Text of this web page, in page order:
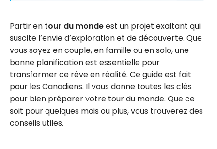
Partir en tour du mondeest un projet exaltant qui
suscite l’envie d’exploration et de découverte. Que
vous soyez en couple, en famille ou en solo, une
bonne planification est essentielle pour
transformer ce rêve en réalité. Ce guide est fait
pour les Canadiens. Il vous donne toutes les clés
pour bien préparer votre tour du monde. Que ce
soit pour quelques mois ou plus, vous trouverez des
conseils utiles.